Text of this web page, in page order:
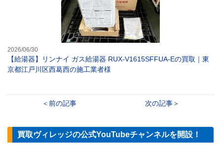
2026/06/30
【給湯器】リンナイ ガス給湯器 RUX-V1615SFFUA-Eの買取｜東
京都江戸川区西葛西の施工業者様
前の記事 次の記事
買取ヴィレッジの公式YouTubeチャンネルを開設！